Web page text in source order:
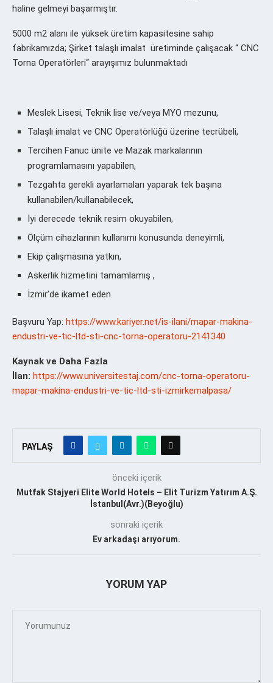
haline gelmeyi başarmıştır.
5000 m2 alanı ile yüksek üretim kapasitesine sahip
fabrikamızda; Şirket talaşlı imalat üretiminde çalışacak “ CNC
Torna Operatörleri“ arayışımız bulunmaktadı
Meslek Lisesi, Teknik lise ve/veya MYO mezunu,
Talaşlı imalat ve CNC Operatörlüğü üzerine tecrübeli,
Tercihen Fanuc ünite ve Mazak markalarının
programlamasını yapabilen,
Tezgahta gerekli ayarlamaları yaparak tek başına
kullanabilen/kullanabilecek,
İyi derecede teknik resim okuyabilen,
Ölçüm cihazlarının kullanımı konusunda deneyimli,
Ekip çalışmasına yatkın,
Askerlik hizmetini tamamlamış ,
İzmir’de ikamet eden.
Başvuru Yap: https://www.kariyer.net/is-ilani/mapar-makina-
endustri-ve-tic-ltd-sti-cnc-torna-operatoru-2141340
Kaynak ve Daha Fazla
İlan: https://www.universitestaj.com/cnc-torna-operatoru-
mapar-makina-endustri-ve-tic-ltd-sti-izmirkemalpasa/
PAYLAŞ
önceki içerik
Mutfak Stajyeri Elite World Hotels – Elit Turizm Yatırım A.Ş.
İstanbul(Avr.)(Beyoğlu)
sonraki içerik
Ev arkadaşı arıyorum.
YORUM YAP